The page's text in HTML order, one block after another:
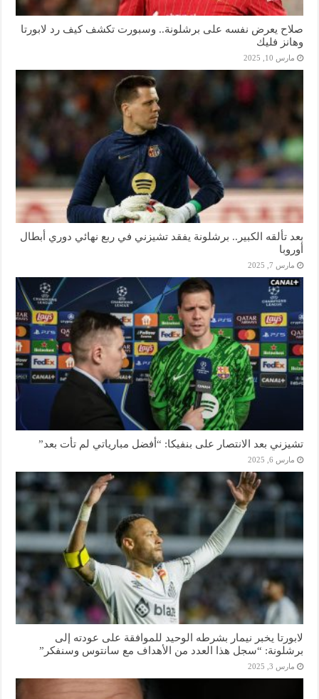
صلاح يعرض نفسه على برشلونة.. وسبورت تكشف كيف رد لابورتا
وهانز فليك
مارس 10, 2025
بعد تألقه الكبير.. برشلونة يفقد تشيزني في ربع نهائي دوري أبطال
أوروبا
مارس 7, 2025
تشيزني بعد الانتصار على بنفيكا: “أفضل مبارياتي لم تأت بعد”
مارس 6, 2025
لابورتا يخبر نيمار بشرطه الوحيد للموافقة على عودته إلى
برشلونة: “سجل هذا العدد من الأهداف مع سانتوس وسنفكر”
مارس 3, 2025